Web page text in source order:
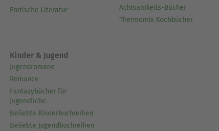
Erotische Literatur
Achtsamkeits-Bücher
Thermomix Kochbücher
Kinder & Jugend
Jugendromane
Romance
Fantasybücher für
Jugendliche
Beliebte Kinderbuchreihen
Beliebte Jugendbuchreihen